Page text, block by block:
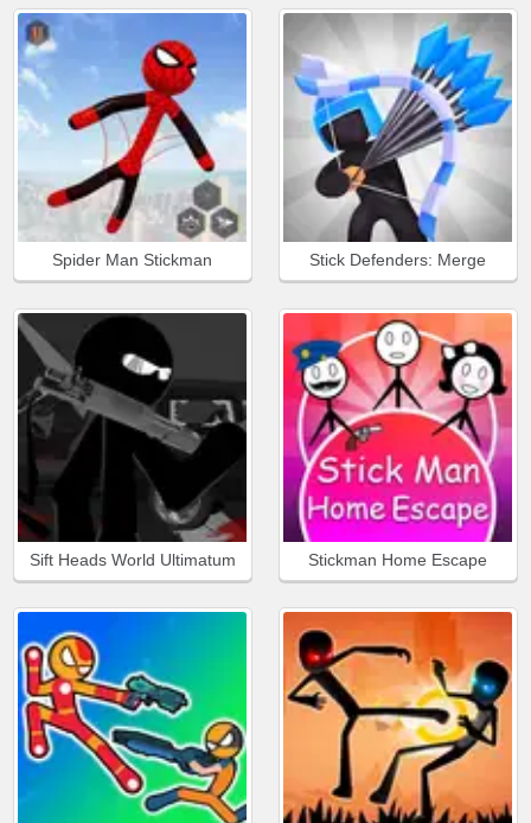
Spider Man Stickman Stick Defenders: Merge
Sift Heads World Ultimatum Stickman Home Escape